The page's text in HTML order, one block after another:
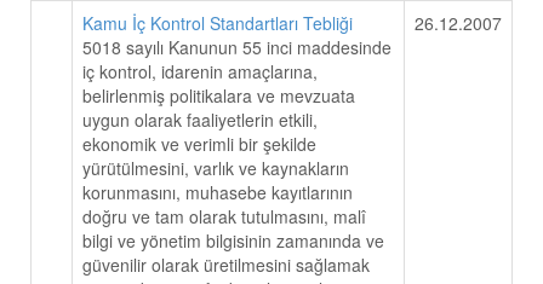
Kamu İç Kontrol Standartları Tebliği
5018 sayılı Kanunun 55 inci maddesinde
iç kontrol, idarenin amaçlarına,
belirlenmiş politikalara ve mevzuata
uygun olarak faaliyetlerin etkili,
ekonomik ve verimli bir şekilde
yürütülmesini, varlık ve kaynakların
korunmasını, muhasebe kayıtlarının
doğru ve tam olarak tutulmasını, malî
bilgi ve yönetim bilgisinin zamanında ve
güvenilir olarak üretilmesini sağlamak
26.12.2007